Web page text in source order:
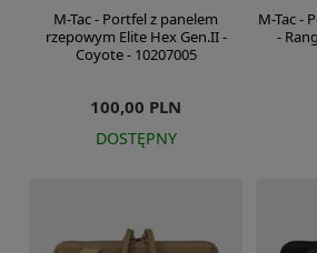
M-Tac - Portfel z panelem
rzepowym Elite Hex Gen.II -
Coyote - 10207005
100,00 PLN
DOSTĘPNY
M-Tac -
-